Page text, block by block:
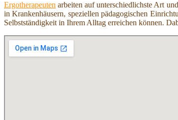
Ergotherapeuten arbeiten auf unterschiedlichste Art
in Krankenhäusern, speziellen pädagogischen
Selbstständigkeit in Ihrem Alltag erreichen können.